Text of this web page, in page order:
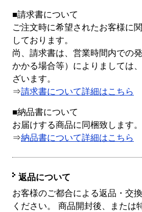
■請求書について
ご注文時に希望されたお客様に
しております。
尚、請求書は、営業時間内での
かかる場合等）によりましては
ざいます。
⇒請求書について詳細はこちら
■納品書について
お届けする商品に同梱致します。
⇒納品書について詳細はこちら
返品について
お客様のご都合による返品・交
ください。 商品開封後、または